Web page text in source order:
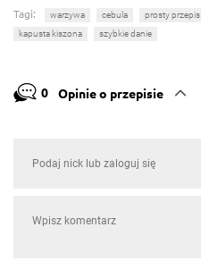
Tagi: warzywa cebula prosty przepis
kapusta kiszona
szybkie danie
0 Opinie o przepisie